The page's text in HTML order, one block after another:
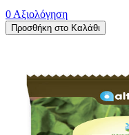
0 Αξιολόγηση
Προσθήκη στο Καλάθι